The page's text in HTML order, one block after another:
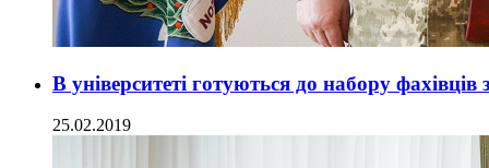
В університеті готуються до набору фахівців
25.02.2019